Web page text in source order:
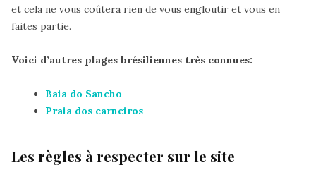
et cela ne vous coûtera rien de vous engloutir et vous en
faites partie.
Voici d’autres plages brésiliennes très connues:
Baia do Sancho
Praia dos carneiros
Les règles à respecter sur le site